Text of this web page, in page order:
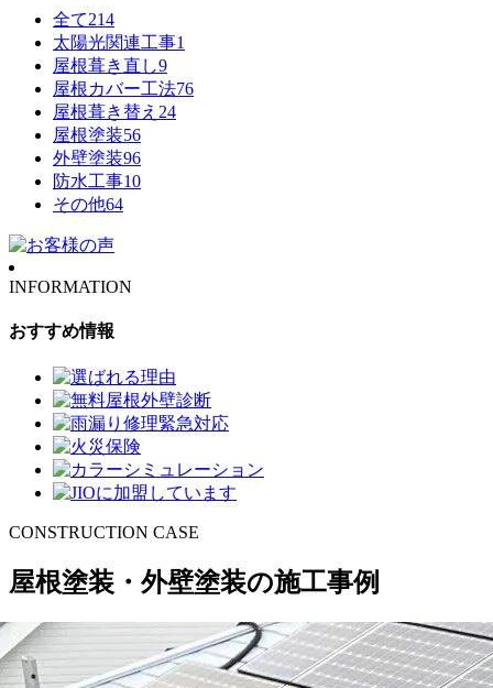
全て214
太陽光関連工事1
屋根葺き直し9
屋根カバー工法76
屋根葺き替え 24
屋根塗装56
外壁塗装96
防水工事10
その他64
INFORMATION
おすすめ情報
CONSTRUCTION CASE
屋根塗装・外壁塗装の施工事例